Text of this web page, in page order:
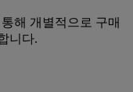
해 개별적으로 구매
니다.